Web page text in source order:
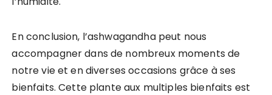
En conclusion, l’ashwagandha peut nous
accompagner dans de nombreux moments de
notre vie et en diverses occasions grâce à ses
bienfaits. Cette plante aux multiples bienfaits est